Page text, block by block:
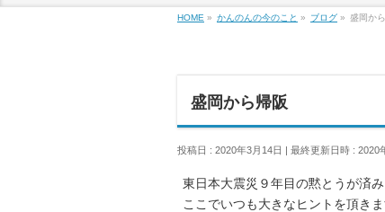
HOME » かんのんの今のこと » ブログ » 盛岡か
盛岡から帰阪
投稿日 : 2020年3月14日 最終更新日時 : 2020
東日本大震災９年目の黙とうが済
ここでいつも大きなヒントを頂き